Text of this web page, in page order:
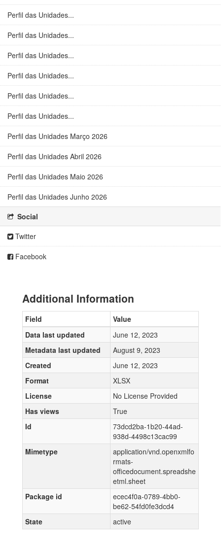
Perfil das Unidades...
Perfil das Unidades...
Perfil das Unidades...
Perfil das Unidades...
Perfil das Unidades...
Perfil das Unidades...
Perfil das Unidades Março 2026
Perfil das Unidades Abril 2026
Perfil das Unidades Maio 2026
Perfil das Unidades Junho 2026
Social
Twitter
Facebook
Additional Information
Field
Value
Data last updated
June 12, 2023
Metadata last updated
August 9, 2023
Created
June 12, 2023
Format
XLSX
License
No License Provided
Has views
True
Id
73dcd2ba-1b20-44ad-
938d-4498c13cac99
Mimetype
application/vnd.openxmlfo
rmats-
officedocument.spreadshe
etml.sheet
Package id
ecec4f0a-0789-4bb0-
be62-54fd0fe3dcd4
State
active